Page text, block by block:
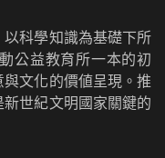
科學知識為基礎下所
公益教育所一本的初
文化的價値呈現。推
世紀文明國家關鍵的